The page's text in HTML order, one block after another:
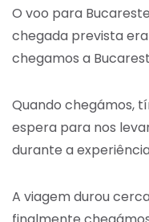
O voo para
chegada prevista era
chegamos a
Quando chegámos,
espera para nos
durante a
A viagem durou